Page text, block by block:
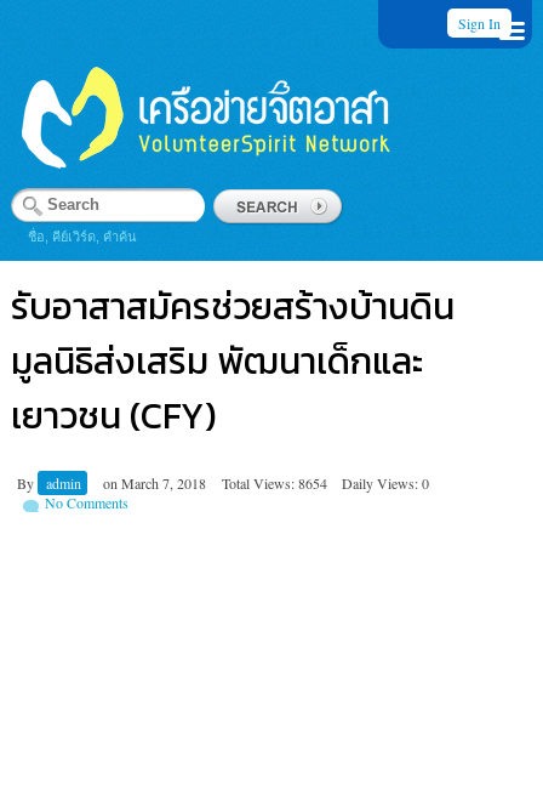
Sign In
ชื่อ, คีย์เวิร์ด, คำค้น
รับอาสาสมัครช่วยสร้างบ้านดิน
มูลนิธิส่งเสริม พัฒนาเด็กและ
เยาวชน (CFY)
By admin on March 7, 2018 Total Views: 8654
Daily Views: 0
No Comments